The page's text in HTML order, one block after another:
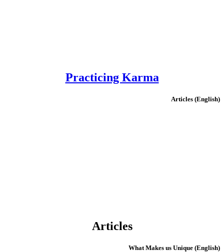
Practicing Karma
(English) Articles
Articles
(English) What Makes us Unique